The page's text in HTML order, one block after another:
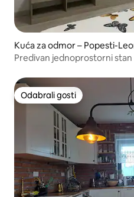
Kuća za odmor – Popesti-
Predivan jednoprostorni stan
Odabrali gosti
Odabrali gosti